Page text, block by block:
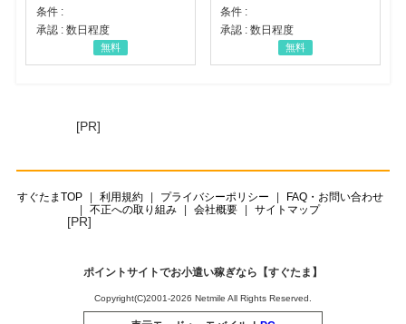
条件 :
承認 : 数日程度
無料
条件 :
承認 : 数日程度
無料
[PR]
すぐたまTOP 利用規約 プライバシーポリシー
FAQ・お問い合わせ
不正への取り組み
会社概要 サイトマップ
[PR]
ポイントサイトでお小遣い稼ぎなら【すぐたま】
Copyright(C)2001-2026 Netmile All Rights Reserved.